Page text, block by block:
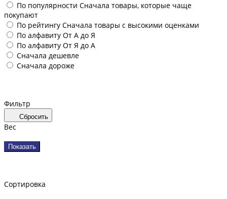
По популярности Сначала товары, которые чаще
покупают
По рейтингу Сначала товары с высокими оценками
По алфавиту От А до Я
По алфавиту От Я до А
Сначала дешевле
Сначала дороже
Фильтр
Сбросить
Вес
Показать
Сортировка